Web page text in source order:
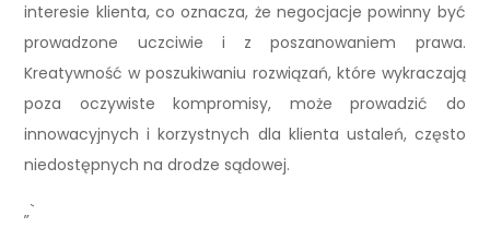
interesie klienta, co oznacza, że negocjacje powinny być
prowadzone uczciwie i z poszanowaniem prawa.
Kreatywność w poszukiwaniu rozwiązań, które wykraczają
poza oczywiste kompromisy, może prowadzić do
innowacyjnych i korzystnych dla klienta ustaleń, często
niedostępnych na drodze sądowej.
„`